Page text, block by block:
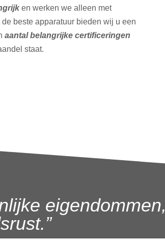
en werken we alleen met
beste apparatuur bieden wij u een
aantal belangrijke certificeringen
staat.
eigendommen,